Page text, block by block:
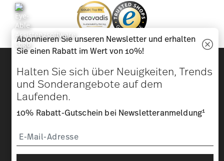
Design & Funktionalität für Ihr Zuhause
Homepage AGB
Cookie-Einwilligung ändern
Sie können den Code bei Ihrem nächsten Einkauf direkt im
Bestellprozess eingeben. Eine Kombination mit anderen
Abonnieren Sie unseren Newsletter und erhalten
Sie einen Rabatt im Wert von 10%!
Halten Sie sich über Neuigkeiten, Trends
und Sonderangebote auf dem
Laufenden.
10% Rabatt-Gutschein bei Newsletteranmeldung1